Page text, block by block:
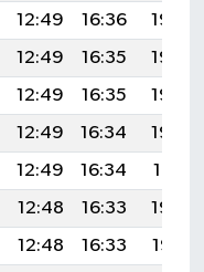
12:49 16:36
19:45
12:49 16:35
19:44
12:49 16:35
19:43
12:49 16:34
19:42
12:49 16:34
19:41
12:48 16:33
19:40
12:48 16:33
19:38